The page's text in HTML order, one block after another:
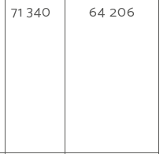
71 340 64 206